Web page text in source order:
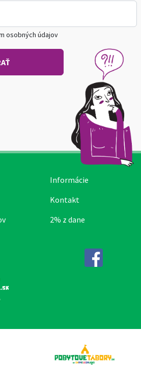
osobných údajov
Informácie
Kontakt
2% z dane